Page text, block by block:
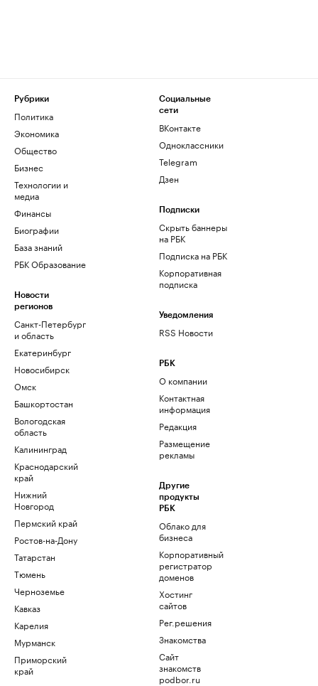
Рубрики
Политика
Экономика
Общество
Бизнес
Технологии и
медиа
Финансы
Биографии
База знаний
РБК Образование
Новости
регионов
Санкт-Петербург
и область
Екатеринбург
Новосибирск
Омск
Башкортостан
Вологодская
область
Калининград
Краснодарский
край
Нижний
Новгород
Пермский край
Ростов-на-Дону
Татарстан
Тюмень
Черноземье
Кавказ
Карелия
Мурманск
Приморский
край
Социальные
сети
ВКонтакте
Одноклассники
Telegram
Дзен
Подписки
Скрыть баннеры
на РБК
Подписка на РБК
Корпоративная
подписка
Уведомления
RSS Новости
РБК
О компании
Контактная
информация
Редакция
Размещение
рекламы
Другие
продукты
РБК
Облако для
бизнеса
Корпоративный
регистратор
доменов
Хостинг
сайтов
Рег.решения
Знакомства
Сайт
знакомств
podbor.ru